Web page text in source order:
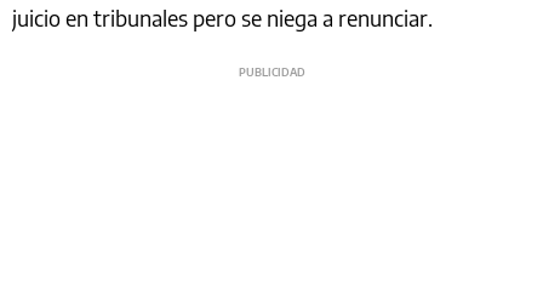
juicio en tribunales pero se niega a renunciar.